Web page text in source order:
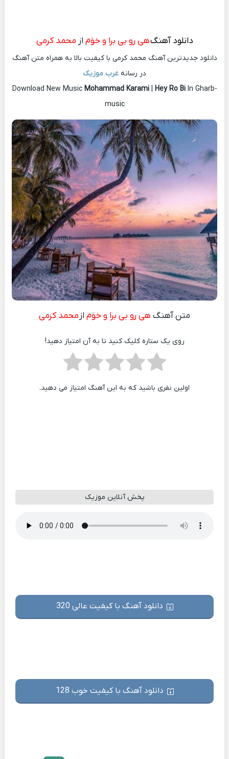
دانلود آهنگهی رو بی برا و خوَم از محمد کرمی
دانلود جدیدترین آهنگ محمد کرمی با کیفیت بالا به همراه متن آهنگ
در رسانه غرب موزیک
Download New Music Mohammad Karami| Hey Ro BiIn Gharb-
music
متن آهنگ هی رو بی برا و خوَم از محمد کرمی
روی یک ستاره کلیک کنید تا به آن امتیاز دهید!
اولین نفری باشید که به این آهنگ امتیاز می دهید.
پخش آنلاین موزیک
دانلود آهنگ با کیفیت عالی 320
دانلود آهنگ با کیفیت خوب 128